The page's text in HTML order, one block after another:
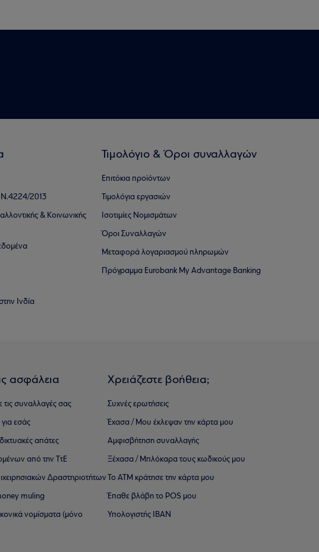
Ν.4224/2013
& Κοινωνικής
Ινδία
Τιμολόγιο & Όροι συναλλαγών
Επιτόκια προϊόντων
Τιμολόγια εργασιών
Ισοτιμίες Νομισμάτων
Όροι Συναλλαγών
Μεταφορά λογαριασμού πληρωμών
Πρόγραμμα Eurobank My Advantage Banking
ασφάλεια
συναλλαγές σας
εσάς
απάτες
από την ΤτΕ
∆ραστηριοτήτων
muling
νομίσματα (μόνο
Χρειάζεστε βοήθεια;
Συχνές ερωτήσεις
Έχασα / Μου έκλεψαν την κάρτα μου
Αμφισβήτηση συναλλαγής
Ξέχασα / Μπλόκαρα τους κωδικούς μου
Το ΑΤΜ κράτησε την κάρτα μου
Έπαθε βλάβη το POS μου
Υπολογιστής IBAN